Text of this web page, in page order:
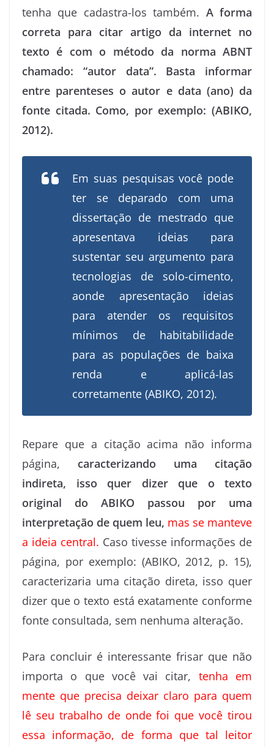
tenha que cadastra-los também. A forma
correta para citar artigo da internet no
texto é com o método da norma ABNT
chamado: “autor data”. Basta informar
entre parenteses o autor e data (ano) da
fonte citada. Como, por exemplo: (ABIKO,
2012).
Em suas pesquisas você pode
ter se deparado com uma
dissertação de mestrado que
apresentava ideias para
sustentar seu argumento para
tecnologias de solo-cimento,
aonde apresentação ideias
para atender os requisitos
mínimos de habitabilidade
para as populações de baixa
renda e aplicá-las
corretamente (ABIKO, 2012).
Repare que a citação acima não informa
página, caracterizando uma citação
indireta, isso quer dizer que o texto
original do ABIKO passou por uma
interpretação de quem leu, mas se manteve
a ideia central. Caso tivesse informações de
página, por exemplo: (ABIKO, 2012, p. 15),
caracterizaria uma citação direta, isso quer
dizer que o texto está exatamente conforme
fonte consultada, sem nenhuma alteração.
Para concluir é interessante frisar que não
importa o que você vai citar, tenha em
mente que precisa deixar claro para quem
lê seu trabalho de onde foi que você tirou
essa informação, de forma que tal leitor